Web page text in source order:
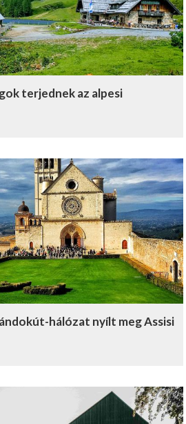
terjednek az alpesi
hálózat nyílt meg Assisi